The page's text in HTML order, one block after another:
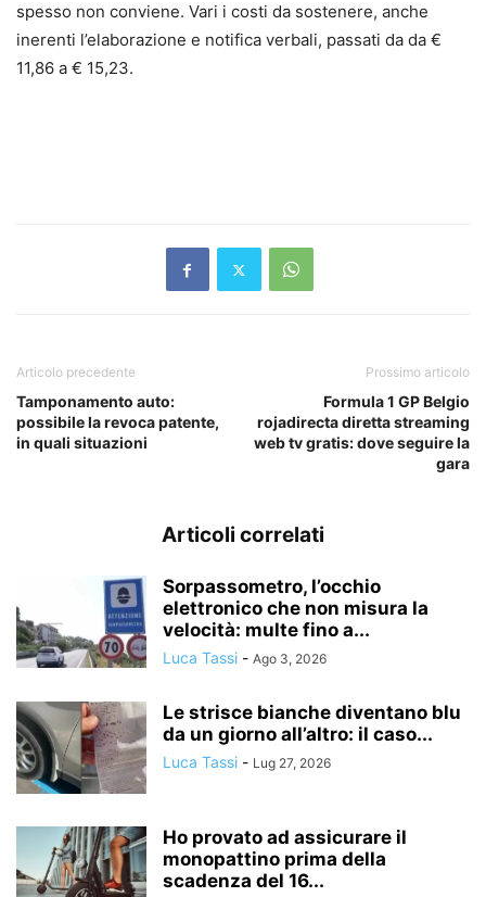
spesso non conviene. Vari i costi da sostenere, anche
inerenti l’elaborazione e notifica verbali, passati da da €
11,86 a € 15,23.
Articolo precedente
Tamponamento auto:
possibile la revoca patente,
in quali situazioni
Prossimo articolo
Formula 1 GP Belgio
rojadirecta diretta streaming
web tv gratis: dove seguire la
gara
Articoli correlati
Sorpassometro, l’occhio
elettronico che non misura la
velocità: multe fino a...
Luca Tassi - Ago 3, 2026
Le strisce bianche diventano blu
da un giorno all’altro: il caso...
Luca Tassi - Lug 27, 2026
Ho provato ad assicurare il
monopattino prima della
scadenza del 16...